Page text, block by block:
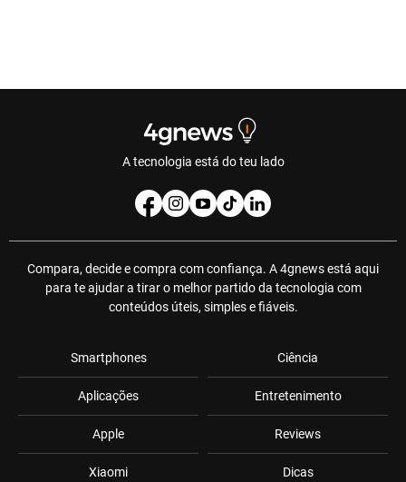
A tecnologia está do teu lado
Compara, decide e compra com confiança. A 4gnews está aqui
para te ajudar a tirar o melhor partido da tecnologia com
conteúdos úteis, simples e fiáveis.
Smartphones
Aplicações
Apple
Xiaomi
Ciência
Entretenimento
Reviews
Dicas